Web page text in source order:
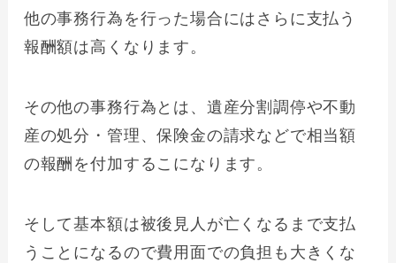
他の事務行為を行った場合にはさらに支払う
報酬額は高くなります。
その他の事務行為とは、遺産分割調停や不動
産の処分・管理、保険金の請求などで相当額
の報酬を付加するこになります。
そして基本額は被後見人が亡くなるまで支払
うことになるので費用面での負担も大きくな